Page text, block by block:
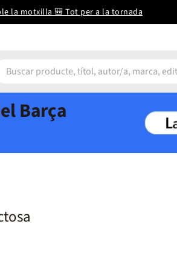
la motxilla 🎒 Tot per a la tornada
Barça